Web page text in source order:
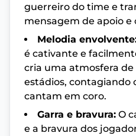
guerreiro do time e
mensagem de apoio e
Melodia
é cativante e
cria uma atmosfera
estádios, contagiando
cantam em coro.
Garra e bravura: O
e a bravura dos